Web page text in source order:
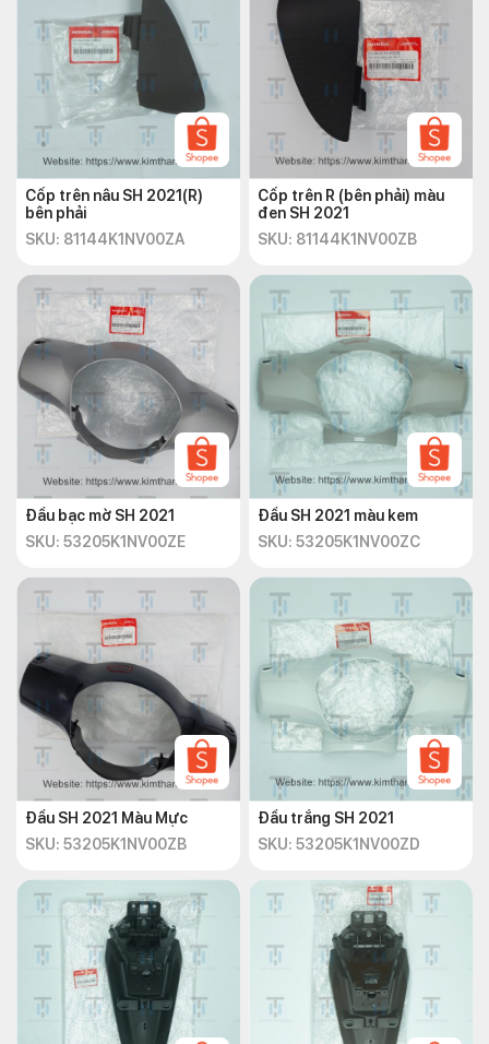
Cốp trên nâu SH 2021(R)
bên phải
SKU: 81144K1NV00ZA
Cốp trên R (bên phải) màu
đen SH 2021
SKU: 81144K1NV00ZB
Đầu bạc mờ SH 2021
SKU: 53205K1NV00ZE
Đầu SH 2021 màu kem
SKU: 53205K1NV00ZC
Đầu SH 2021 Màu Mực
SKU: 53205K1NV00ZB
Đầu trắng SH 2021
SKU: 53205K1NV00ZD